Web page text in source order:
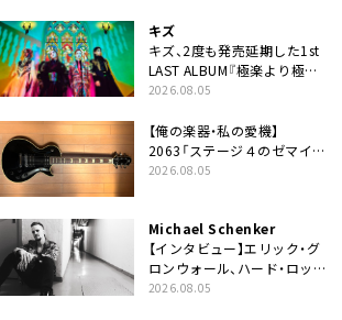
キズ
キズ、2度も発売延期した1st
LAST ALBUM『極楽より極上
の雨』遂にリリース。収録曲
2026.08.05
【俺の楽器・私の愛機】
2063「ステージ４のゼマイテ
ィス。」
2026.08.05
Michael Schenker
【インタビュー】エリック・グ
ロンウォール、ハード・ロック
の今を代表する魂のボーカリ
2026.08.05